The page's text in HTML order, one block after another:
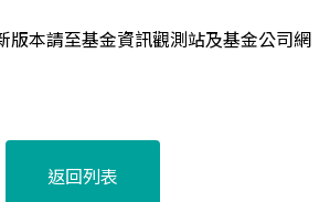
版本請至基金資訊觀測站及基金公司網
返回列表